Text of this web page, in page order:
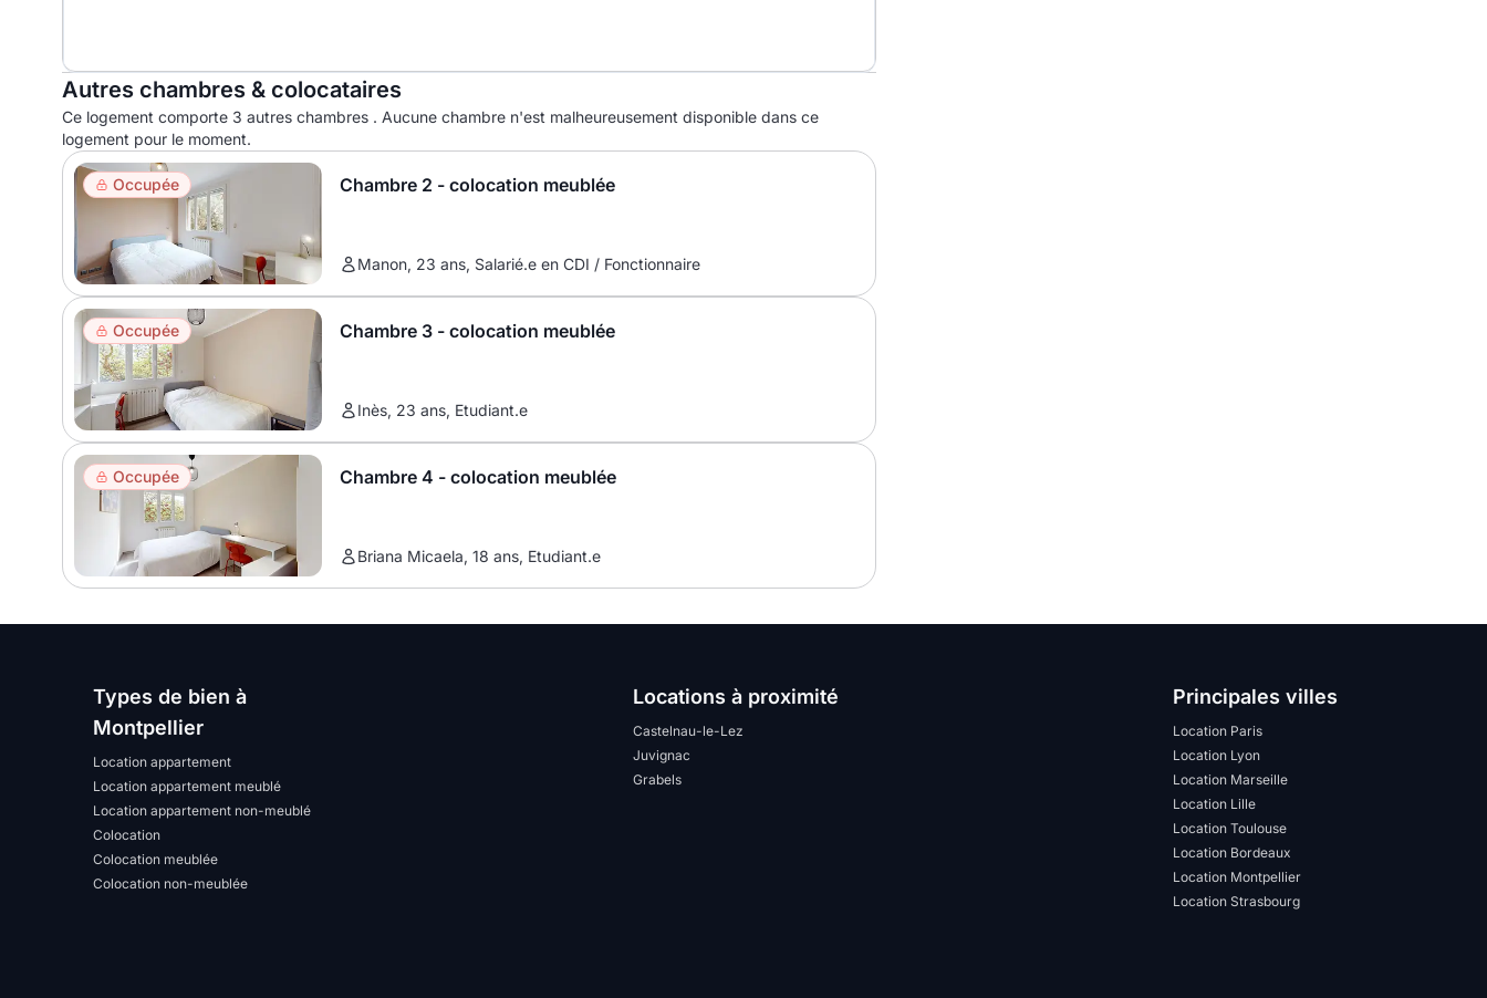
Autres chambres & colocataires
Ce logement comporte 3 autres chambres . Aucune chambre n'est malheureusement disponible dans ce
logement pour le moment.
Occupée Chambre 2 - colocation meublée
Manon, 23 ans, Salarié.e en CDI / Fonctionnaire
Occupée Chambre 3 - colocation meublée
Inès, 23 ans, Etudiant.e
Occupée Chambre 4 - colocation meublée
Briana Micaela, 18 ans, Etudiant.e
Types de bien à
Montpellier
Location appartement
Location appartement meublé
Location appartement non-meublé
Colocation
Colocation meublée
Colocation non-meublée
Locations à proximité
Castelnau-le-Lez
Juvignac
Grabels
Principales villes
Location Paris
Location Lyon
Location Marseille
Location Lille
Location Toulouse
Location Bordeaux
Location Montpellier
Location Strasbourg